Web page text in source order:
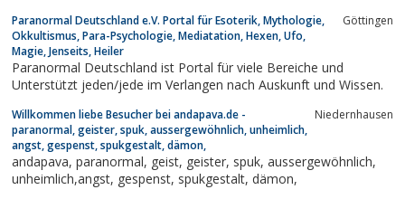
Paranormal Deutschland e.V. Portal für Esoterik, Mythologie,
Okkultismus, Para-Psychologie, Mediatation, Hexen, Ufo,
Magie, Jenseits, Heiler
Göttingen
Paranormal Deutschland ist Portal für viele Bereiche und
Unterstützt jeden/jede im Verlangen nach Auskunft und Wissen.
Willkommen liebe Besucher bei andapava.de -
paranormal, geister, spuk, aussergewöhnlich, unheimlich,
angst, gespenst, spukgestalt, dämon,
Niedernhausen
andapava, paranormal, geist, geister, spuk, aussergewöhnlich,
unheimlich,angst, gespenst, spukgestalt, dämon,